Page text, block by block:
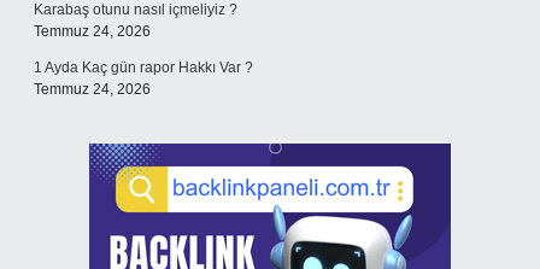
Karabaş otunu nasıl içmeliyiz ?
Temmuz 24, 2026
1 Ayda Kaç gün rapor Hakkı Var ?
Temmuz 24, 2026